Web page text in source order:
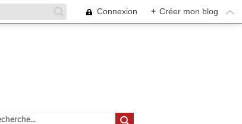
Connexion + Créer mon blog